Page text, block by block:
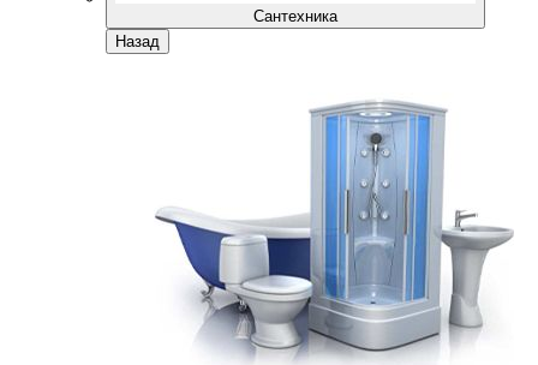
Сантехника
Назад